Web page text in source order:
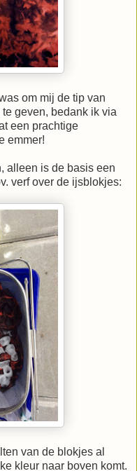
om mij de tip van
geven, bedank ik via
een prachtige
emmer!
alleen is de basis een
verf over de ijsblokjes:
van de blokjes al
kleur naar boven komt.